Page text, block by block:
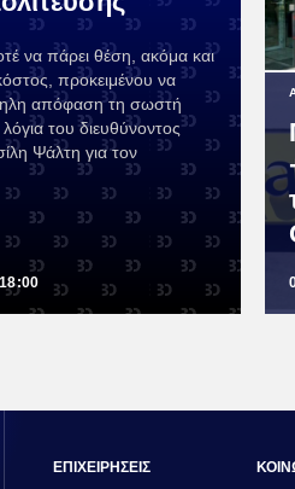
να πάρει θέση, ακόμα και
προκειμένου να
απόφαση τη σωστή
του διευθύνοντος
Ψάλτη για τον
18:00
ΕΠΙΧΕΙΡΗΣΕΙΣ